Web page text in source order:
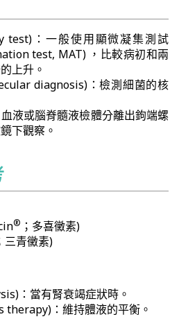
test)：一般使用顯微凝集測試
test, MAT) ，比較病初和兩
上升。
diagnosis)：檢測細菌的核
液或腦脊髓液檢體分離出鉤端螺
下觀察。
® ；多喜黴素)
三青黴素)
：當有腎衰竭症狀時。
：維持體液的平衡。